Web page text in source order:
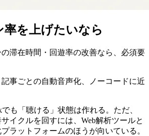
率を上げたいなら
滞在時間・回遊率の改善なら、必須要
事ごとの自動音声化、ノーコードに近
でも「聴ける」状態は作れる。ただ、
イクルを回すには、Web解析ツールと
ラットフォームのほうが向いている。